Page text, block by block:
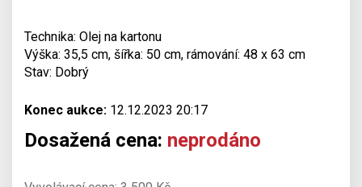
Technika: Olej na kartonu
Výška: 35,5 cm, šířka: 50 cm, rámování: 48 x 63 cm
Stav: Dobrý
Konec aukce: 12.12.2023 20:17
Dosažená cena: neprodáno